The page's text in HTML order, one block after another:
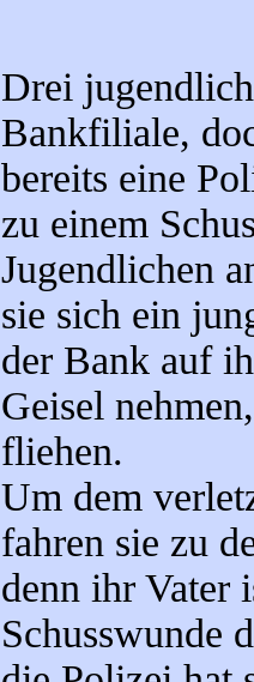
Drei
Bankfiliale,
bereits eine
zu einem
Jugendlichen
sie sich ein
der Bank auf
Geisel
fliehen.
Um dem
fahren sie zu
denn ihr Vater
Schusswunde